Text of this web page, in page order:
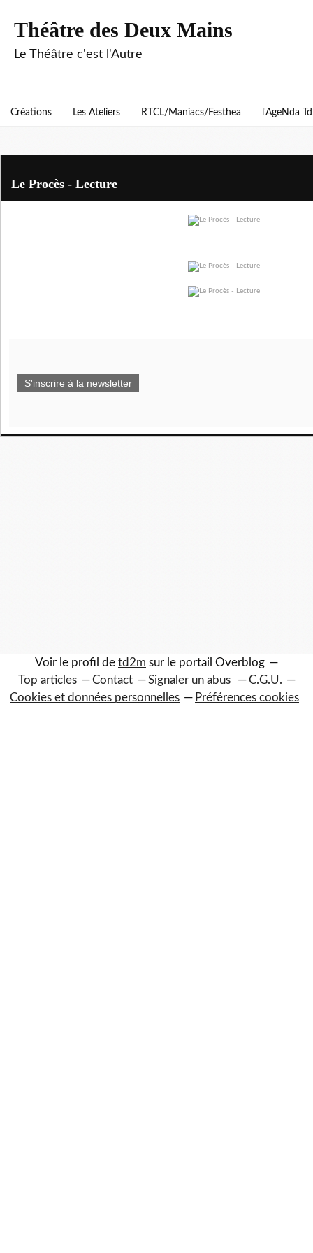
Théâtre des Deux Mains
Le Théâtre c'est l'Autre
Créations Les Ateliers RTCL/Maniacs/Festhea l'AgeNda
Le Procès - Lecture
S'inscrire à la newsletter
Voir le profil de td2m sur le portail Overblog
Top articles
Contact Signaler un abus
C.G.U.
Cookies et données personnelles
Préférences cookies